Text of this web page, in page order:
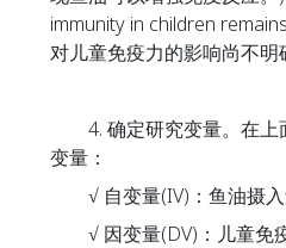
immunity in children
对儿童免疫力的影响尚不明
4. 确定研究变量。在上
变量：
√ 自变量(IV)：鱼油摄
√ 因变量(DV)：儿童免